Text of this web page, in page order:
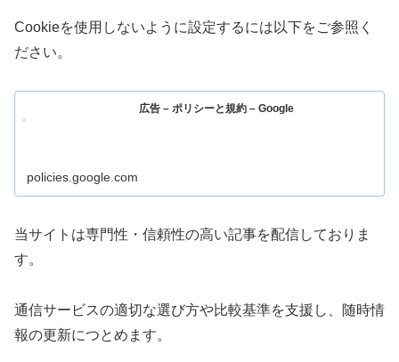
Cookieを使用しないように設定するには以下をご参照く
ださい。
広告 – ポリシーと規約 – Google
policies.google.com
当サイトは専門性・信頼性の高い記事を配信しておりま
す。
通信サービスの適切な選び方や比較基準を支援し、随時情
報の更新につとめます。